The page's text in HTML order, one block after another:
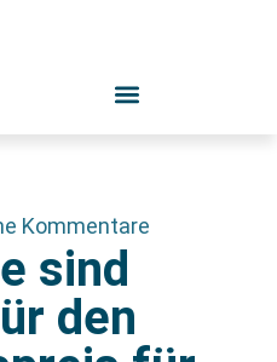
Kommentare
sind
den